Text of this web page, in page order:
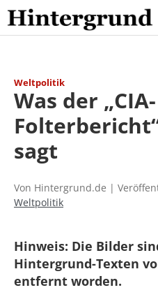
Skip
to
content
Weltpolitik
Was der „CIA-
sagt
Von Hintergrund.de |
Weltpolitik
Hinweis: Die Bilder
Hintergrund-Texten
entfernt worden.